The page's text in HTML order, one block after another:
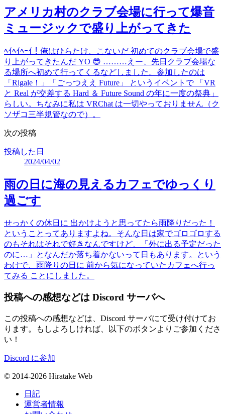
アメリカ村のクラブ会場に行って爆音
ミュージックで盛り上がってきた
ﾍｲﾍｲﾍｰｲ！俺はひらたけ、こないだ 初めてのクラブ会場で盛
り上がってきたんだ YO 😎 ………えー、先日クラブ会場な
る場所へ初めて行ってくるなどしました。参加したのは
「Rigale！」「ごっつええ Future」 というイベントで 「VR
と Real が交差する Hard ＆ Future Sound の年に一度の祭典」
らしい。ちなみに私は VRChat は一切やっておりません（ク
ソザコ三半規管なので）。
次の投稿
投稿した日
2024/04/02
雨の日に海の見えるカフェでゆっくり
過ごす
せっかくの休日に 出かけようと思ってたら雨降りだった！
ということってありますよね。そんな日は家でゴロゴロする
のもそれはそれで好きなんですけど、「外に出る予定だった
のに…」となんだか落ち着かないって日もあります。という
わけで、雨降りの日に 前から気になっていたカフェへ行っ
てみる ことにしました。
投稿への感想などは Discord サーバへ
この投稿への感想などは、Discord サーバにて受け付けてお
ります。もしよろしければ、以下のボタンよりご参加くださ
い！
Discord に参加
© 2014-2026 Hiratake Web
日記
運営者情報